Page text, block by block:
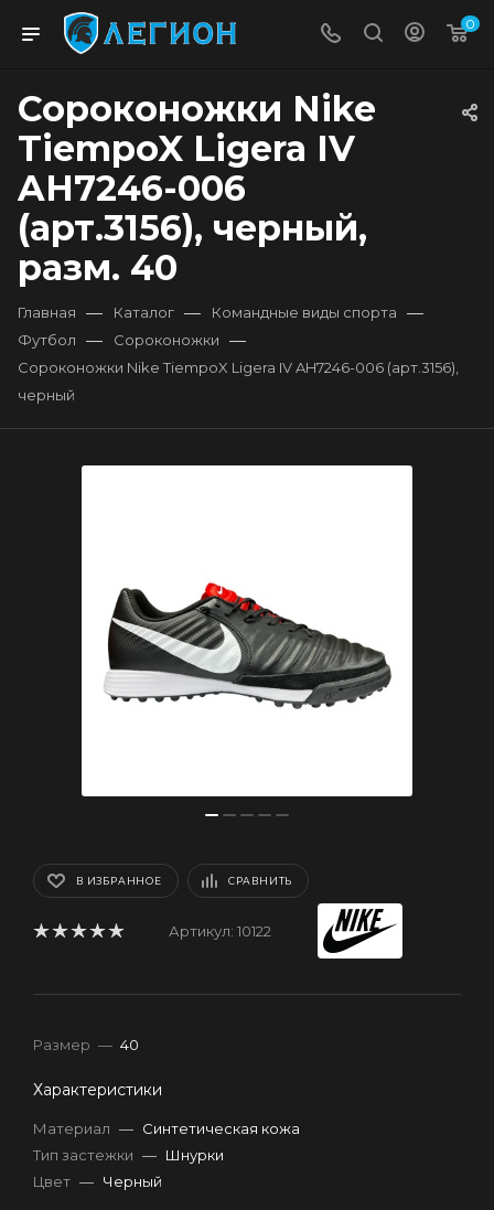
0
Сороконожки Nike
TiempoX Ligera IV
AH7246-006
(арт.3156), черный,
разм. 40
Главная — Каталог — Командные виды спорта —
Футбол — Сороконожки —
Сороконожки Nike TiempoX Ligera IV AH7246-006 (арт.3156),
черный
В ИЗБРАННОЕ СРАВНИТЬ
Артикул: 10122
Размер — 40
Характеристики
Материал — Синтетическая кожа
Тип застежки — Шнурки
Цвет — Черный